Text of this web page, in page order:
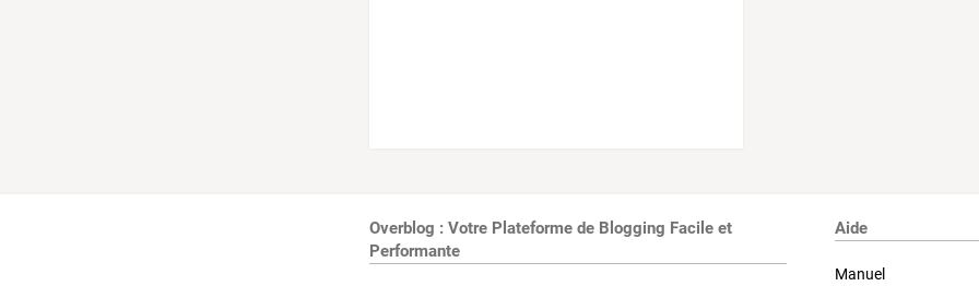
Overblog : Votre Plateforme de Blogging Facile et
Performante
Aide
Manuel